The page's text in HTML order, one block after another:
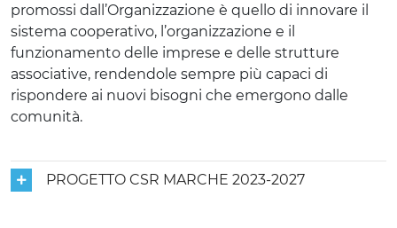
promossi dall’Organizzazione è quello di innovare il
sistema cooperativo, l’organizzazione e il
funzionamento delle imprese e delle strutture
associative, rendendole sempre più capaci di
rispondere ai nuovi bisogni che emergono dalle
comunità.
PROGETTO CSR MARCHE 2023-2027